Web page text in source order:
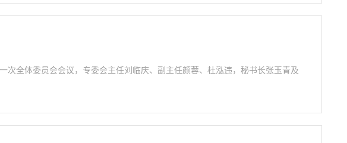
全体委员会会议，专委会主任刘临庆、副主任颜蓉、杜泓违，秘书长张玉青及